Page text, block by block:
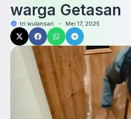
warga Getasan
tri wulansari - Mei 17, 2025